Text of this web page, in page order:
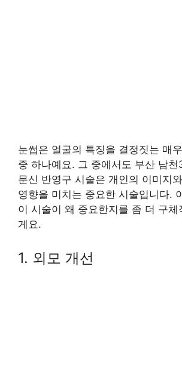
눈썹은 얼굴의 특징을 결정짓는 매
중 하나예요. 그 중에서도 부산 남천
문신 반영구 시술은 개인의 이미지
영향을 미치는 중요한 시술입니다.
이 시술이 왜 중요한지를 좀 더 구체
게요.
1. 외모 개선